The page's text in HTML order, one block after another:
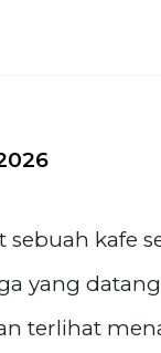
kafe
yang
terlihat